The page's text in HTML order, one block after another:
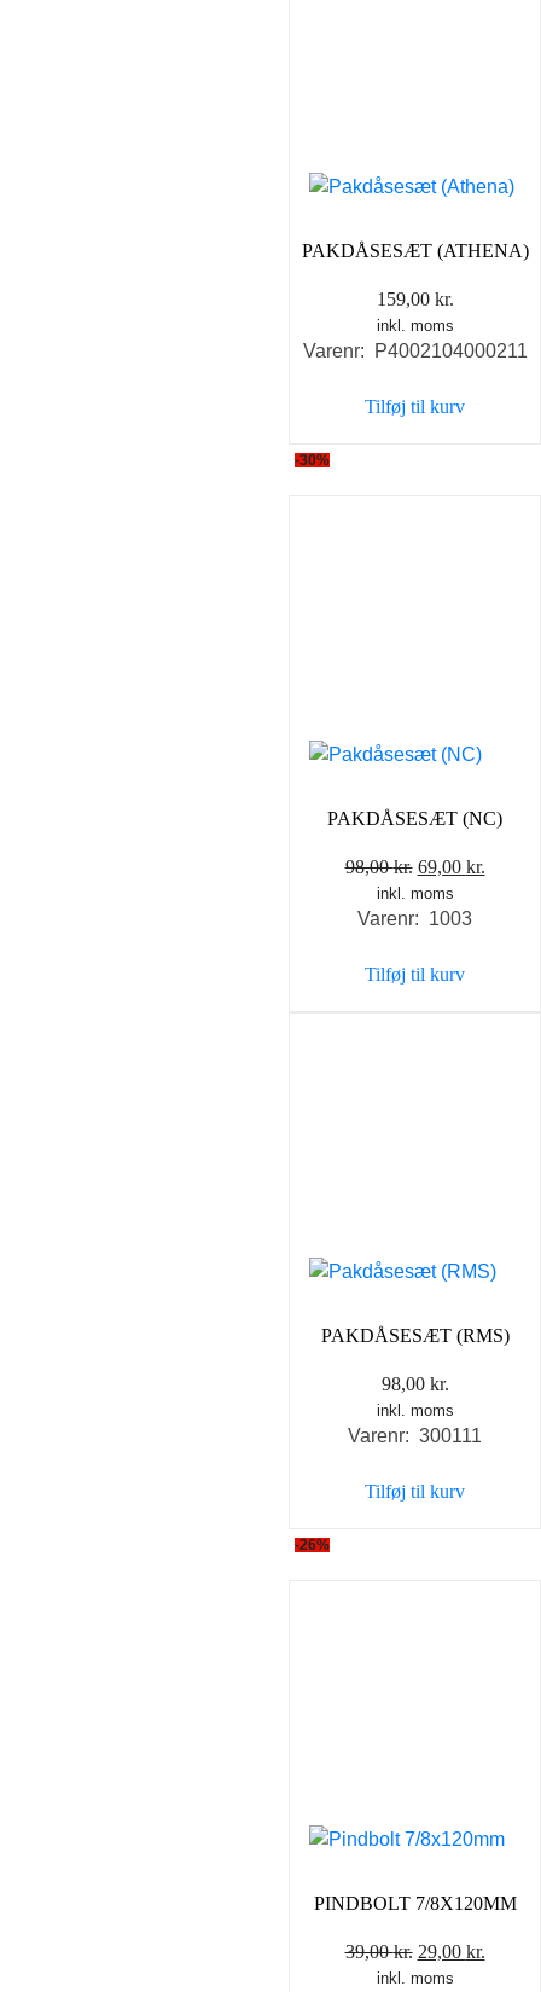
PAKDÅSESÆT (ATHENA)
159,00 kr.
inkl. moms
Varenr: P4002104000211
Tilføj til kurv
-30%
PAKDÅSESÆT (NC)
98,00kr. Den
oprindelige
pris
98,00 kr..
69,00 kr.
inkl. moms
Varenr: 1003
Tilføj til kurv
PAKDÅSESÆT (RMS)
98,00 kr.
inkl. moms
Varenr: 300111
Tilføj til kurv
-26%
PINDBOLT 7/8X120MM
39,00kr. Den
oprindelige
29,00 kr.
inkl. moms